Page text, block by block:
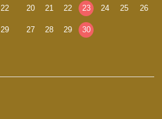
22
29
20 21 22 23 24 25 26
27 28 29 30